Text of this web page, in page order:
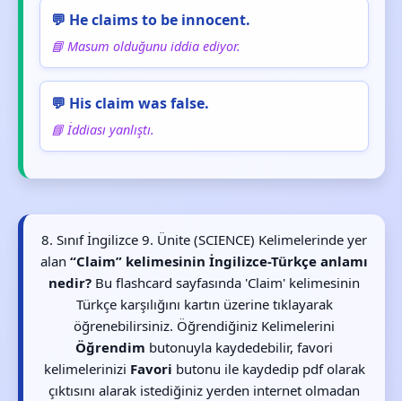
💬 He claims to be innocent.
📘 Masum olduğunu iddia ediyor.
💬 His claim was false.
📘 İddiası yanlıştı.
8. Sınıf İngilizce 9. Ünite (SCIENCE) Kelimelerinde yer
alan“Claim” kelimesinin İngilizce-Türkçe anlamı
nedir? Bu flashcard sayfasında 'Claim' kelimesinin
Türkçe karşılığını kartın üzerine tıklayarak
öğrenebilirsiniz. Öğrendiğiniz Kelimelerini
Öğrendim butonuyla kaydedebilir, favori
kelimelerinizi Favori butonu ile kaydedip pdf olarak
çıktısını alarak istediğiniz yerden internet olmadan